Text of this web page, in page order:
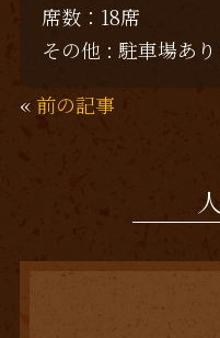
席数：18席
その他 : 駐車場あ
« 前の記事